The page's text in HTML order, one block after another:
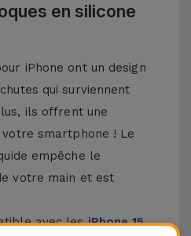
en silicone
iPhone ont un design
qui surviennent
ils offrent une
smartphone ! Le
empêche le
votre main et est
avec lesiPhone 15,